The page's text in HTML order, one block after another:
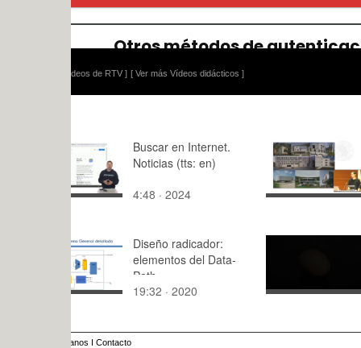
[ Ver más Vídeos didácticos ]
Buscar en Internet.
Noticias (tts: en)
4:48 · 2024
Álvarez
29:29 ·
Diseño radicador:
elementos del Data-
Path
19:32 · 2020
0:25 · 2015